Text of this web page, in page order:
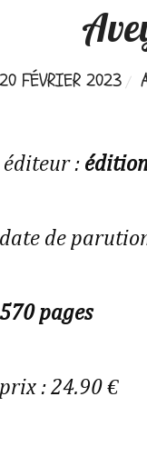
20 FÉVRIER 2023
éditeur :
date de
570 pages
prix : 24.90 €